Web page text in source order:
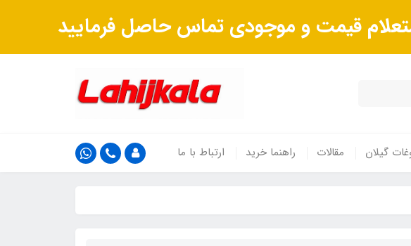
قیمت و موجودی تماس حاصل فرمایید
گیلان مقالات راهنما خرید ارتباط با ما